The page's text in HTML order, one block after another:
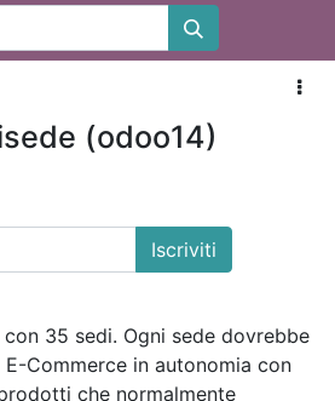
(odoo14)
Iscriviti
35 sedi. Ogni sede dovrebbe
Commerce in autonomia con
che normalmente